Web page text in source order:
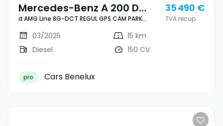
Mercedes-Benz A 200 D
AMG Line 8G-DCT REGUL
GPS CAM PARK KEYLESS
NEUVE
d AMG Line 8G-DCT REGUL GPS CAM PARK
35 490 €
TVA recup.
03/2025
15 km
Diesel
150 CV
pro Cars Benelux